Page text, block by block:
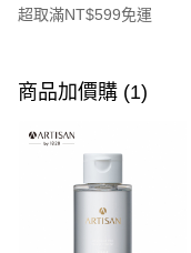
超取滿NT$599免運
信用卡一次付款
超商取貨付款
商品加價購 (1)